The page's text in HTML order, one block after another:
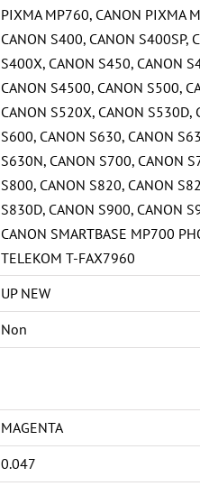
PIXMA MP760, CANON PIXMA
CANON S400, CANON S400SP,
S400X, CANON S450, CANON
CANON S4500, CANON S500,
CANON S520X, CANON S530D,
S600, CANON S630, CANON
S630N, CANON S700, CANON
S800, CANON S820, CANON
S830D, CANON S900, CANON
CANON SMARTBASE MP700
TELEKOM T-FAX7960
UP NEW
Non
MAGENTA
0.047